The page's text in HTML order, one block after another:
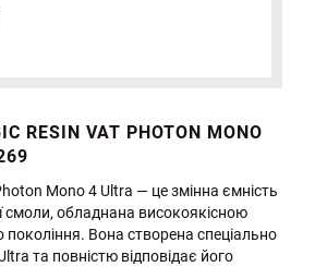
RESIN VAT PHOTON MONO
Mono 4 Ultra — це змінна ємність
смоли, обладнана високоякісною
покоління. Вона створена спеціально
та повністю відповідає його